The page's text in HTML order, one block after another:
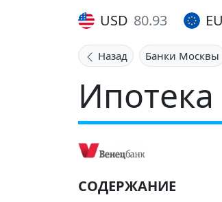
USD 80.93
Назад Банки Москвы
СОДЕРЖАНИЕ